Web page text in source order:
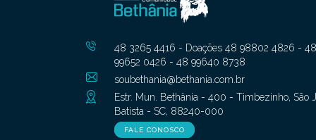
48 3265 4416 - Doações 48 98802 4826 - 48
99652 0426 - 48 99640 8738
soubethania@bethania.com.br
Estr. Mun. Bethânia - 400 - Timbezinho, São
Batista - SC, 88240-000
FALE CONOSCO